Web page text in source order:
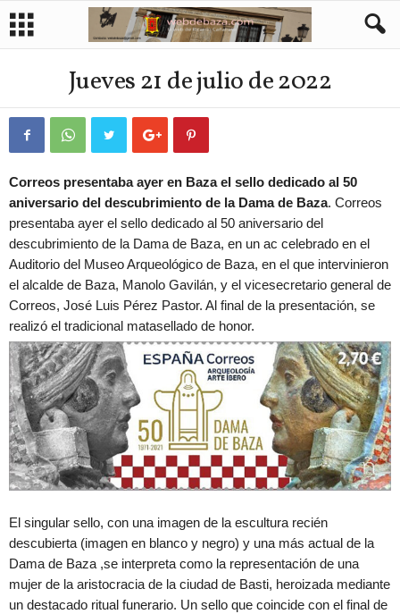
Jueves 21 de julio de 2022
Correos presentaba ayer en Baza el sello dedicado al 50
aniversario del descubrimiento de la Dama de Baza. Correos
presentaba ayer el sello dedicado al 50 aniversario del
descubrimiento de la Dama de Baza, en un ac celebrado en el
Auditorio del Museo Arqueológico de Baza, en el que intervinieron
el alcalde de Baza, Manolo Gavilán, y el vicesecretario general de
Correos, José Luis Pérez Pastor. Al final de la presentación, se
realizó el tradicional matasellado de honor.
El singular sello, con una imagen de la escultura recién
descubierta (imagen en blanco y negro) y una más actual de la
Dama de Baza ,se interpreta como la representación de una
mujer de la aristocracia de la ciudad de Basti, heroizada mediante
un destacado ritual funerario. Un sello que coincide con el final de